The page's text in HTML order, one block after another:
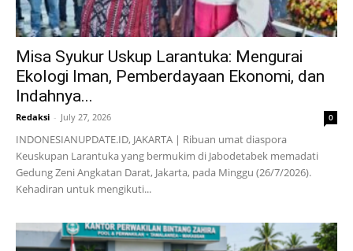
Misa Syukur Uskup Larantuka: Mengurai
Ekologi Iman, Pemberdayaan Ekonomi, dan
Indahnya...
Redaksi - July 27, 2026 0
INDONESIANUPDATE.ID, JAKARTA | Ribuan umat diaspora
Keuskupan Larantuka yang bermukim di Jabodetabek memadati
Gedung Zeni Angkatan Darat, Jakarta, pada Minggu (26/7/2026).
Kehadiran untuk mengikuti...